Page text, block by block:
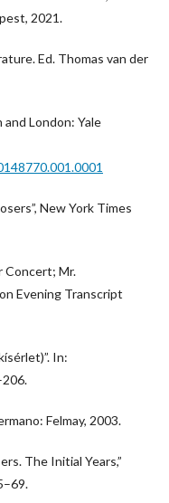
2021.
Ed. Thomas van der
and London: Yale
New York Times
Concert; Mr.
Evening Transcript
In:
Felmay, 2003.
The Initial Years,”